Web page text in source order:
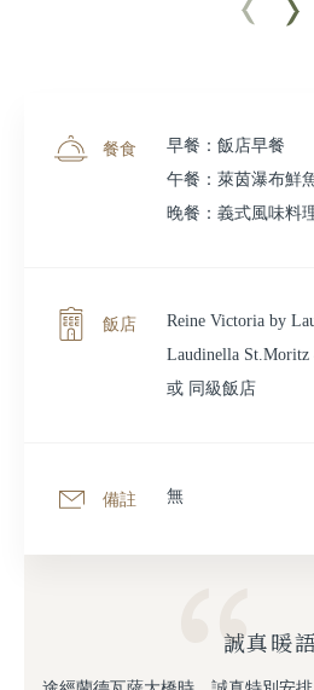
餐食
早餐：飯店早餐
午餐：萊茵瀑布鮮
晚餐：義式風味料
飯店
Reine Victoria by
Laudinella
或 同級飯店
備註 無
誠真暖